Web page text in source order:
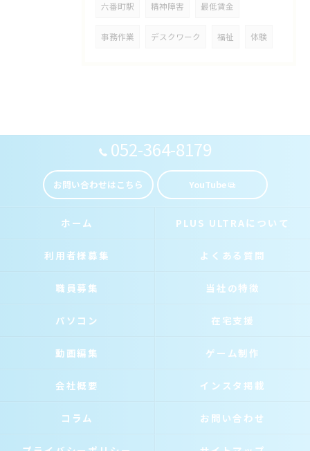
六番町駅 精神障害 最低賃金
事務作業 デスクワーク 福祉 体験
052-364-8179
お問い合わせはこちら YouTube
ホーム PLUS ULTRAについて
利用者様募集 よくある質問
職員募集 当社の特徴
パソコン 在宅支援
動画編集 ゲーム制作
会社概要 インスタ掲載
コラム お問い合わせ